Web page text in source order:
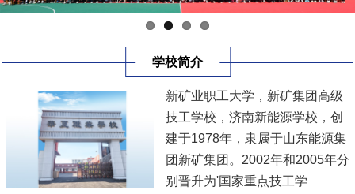
学校简介
新矿业职工大学，新矿集团高级
技工学校，济南新能源学校，创
建于1978年，隶属于山东能源集
团新矿集团。2002年和2005年分
别晋升为'国家重点技工学